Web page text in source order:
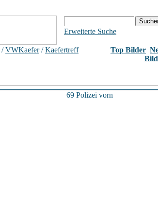
Erweiterte Suche
/VWKaefer/Kaefertreff
Top Bilder